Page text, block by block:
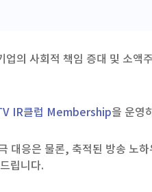
의사회적책임증대및소액
클럽Membership을운영
대응은물론,축적된방송노
립니다.